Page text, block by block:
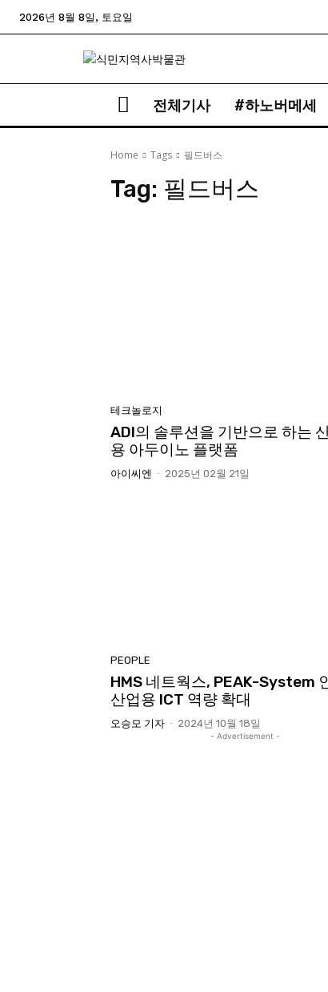
2026년 8월 8일, 토요일
전체기사 #하노버메세
Home Tags 필드버스
Tag: 필드버스
테크놀로지
ADI의 솔루션을 기반으로 하는
용 아두이노 플랫폼
아이씨엔 - 2025년 02월 21일
PEOPLE
HMS 네트웍스, PEAK-System
산업용 ICT 역량 확대
오승모 기자 - 2024년 10월 18일
- Advertisement -